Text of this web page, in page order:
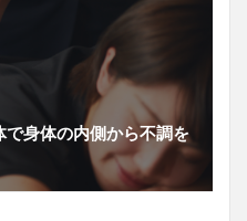
身体の内側から不調を